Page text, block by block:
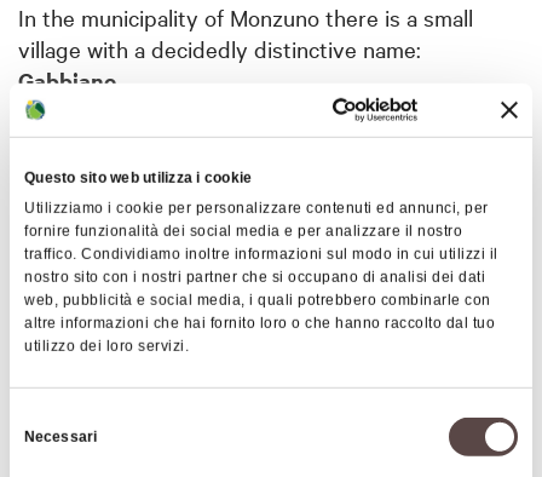
Questo sito web utilizza i cookie
Utilizziamo i cookie per personalizzare contenuti ed annunci, per
fornire funzionalità dei social media e per analizzare il nostro
traffico. Condividiamo inoltre informazioni sul modo in cui utilizzi il
nostro sito con i nostri partner che si occupano di analisi dei dati
web, pubblicità e social media, i quali potrebbero combinarle con
altre informazioni che hai fornito loro o che hanno raccolto dal tuo
utilizzo dei loro servizi.
delNecessari
In the municipality of Monzuno there is a small
village with a decidedly distinctive name:
Gabbiano
Here, in addition to some houses built in stone as
can admire a church with unusual architecture for a
mountain village.
In fact, the building, dedicated to San Giacomo , is
quite large and enriched by tall spires, reminiscent
of the forms of the Gothic style typical of famous
cathedrals: these soaring elements give an
unexpected grandeur to the church. The church's
earliest layout dates back to the late 1300s, while
its present neo-Gothic appearance is the result of
Show more
Map